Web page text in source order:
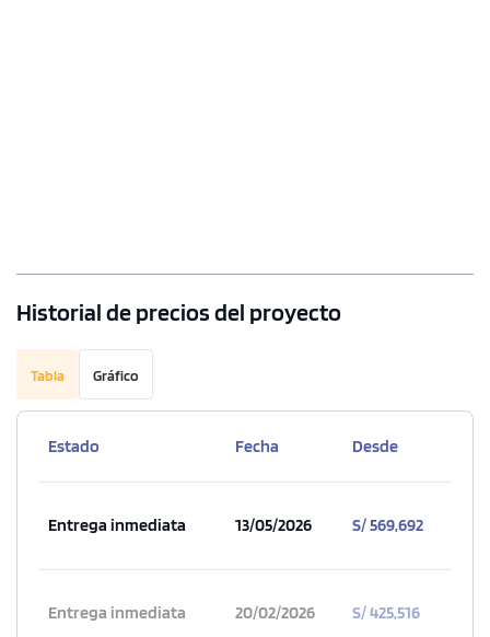
Historial de precios del proyecto
Tabla Gráfico
Estado Fecha Desde
Entrega inmediata 13/05/2026 S/ 569,692
Entrega inmediata 20/02/2026 S/ 425,516